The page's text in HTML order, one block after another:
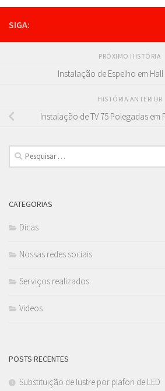
SIGA:
PRÓXIMO HISTÓRIA
Instalação de Espelho em
HISTÓRIA ANTERIOR
Instalação de TV 75 Polegadas em
Pesquisar
por:
CATEGORIAS
Dicas
Nossas redes sociais
Serviços realizados
Videos
POSTS RECENTES
Substituição de lustre por plafon de LED